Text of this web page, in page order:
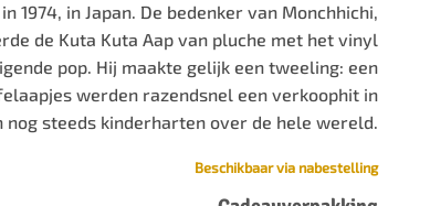
2000 stukjes
3000 stukjes
5000 stukjes
1974, in Japan. De bedenker van Monchhichi,
de Kuta Kuta Aap van pluche met het vinyl
pop. Hij maakte gelijk een tweeling: een
werden razendsnel een verkoophit in
nog steeds kinderharten over de hele wereld.
Beschikbaar via nabestelling